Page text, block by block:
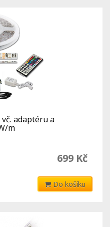
vč. adaptéru a
m
699 Kč
Do košíku